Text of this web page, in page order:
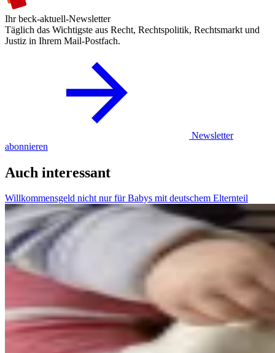
Ihr beck-aktuell-Newsletter
Täglich das Wichtigste aus Recht, Rechtspolitik, Rechtsmarkt und
Justiz in Ihrem Mail-Postfach.
Newsletter
abonnieren
Auch interessant
Willkommensgeld nicht nur für Babys mit deutschem Elternteil